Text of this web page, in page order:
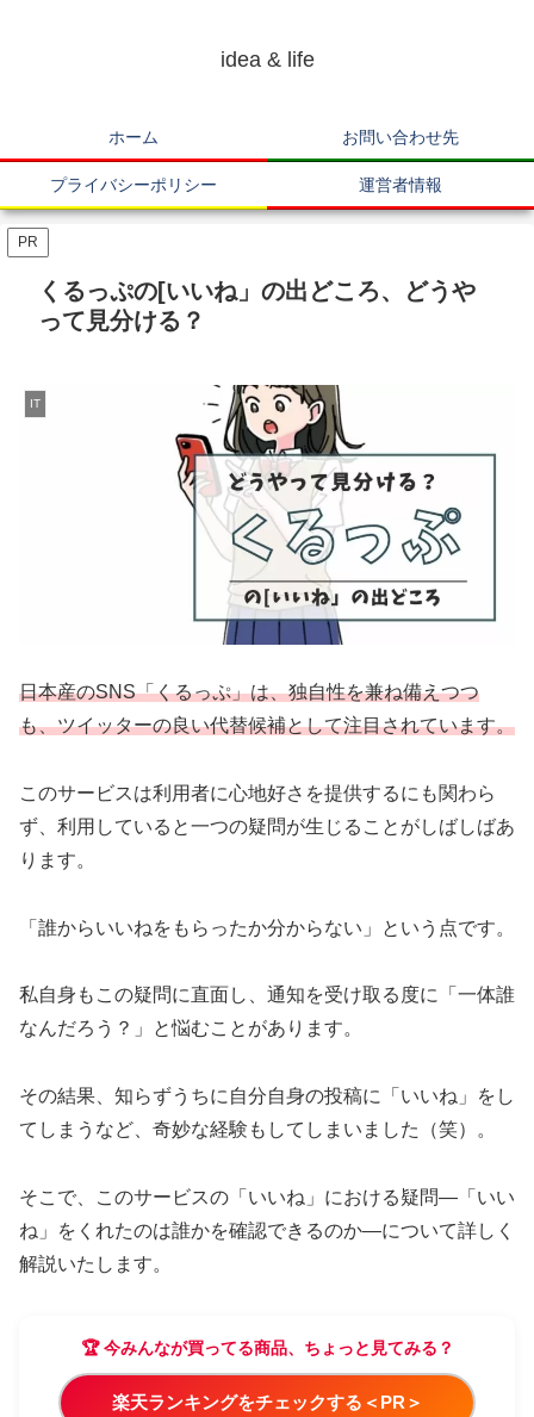
idea & life
ホーム お問い合わせ先
プライバシーポリシー 運営者情報
PR
くるっぷの[いいね」の出どころ、どうや
って見分ける？
IT
日本産のSNS「くるっぷ」は、独自性を兼ね備えつつ
も、ツイッターの良い代替候補として注目されています。
このサービスは利用者に心地好さを提供するにも関わら
ず、利用していると一つの疑問が生じることがしばしばあ
ります。
「誰からいいねをもらったか分からない」という点です。
私自身もこの疑問に直面し、通知を受け取る度に「一体誰
なんだろう？」と悩むことがあります。
その結果、知らずうちに自分自身の投稿に「いいね」をし
てしまうなど、奇妙な経験もしてしまいました（笑）。
そこで、このサービスの「いいね」における疑問—「いい
ね」をくれたのは誰かを確認できるのか—について詳しく
解説いたします。
🏆 今みんなが買ってる商品、ちょっと見てみる？
楽天ランキングをチェックする＜PR＞